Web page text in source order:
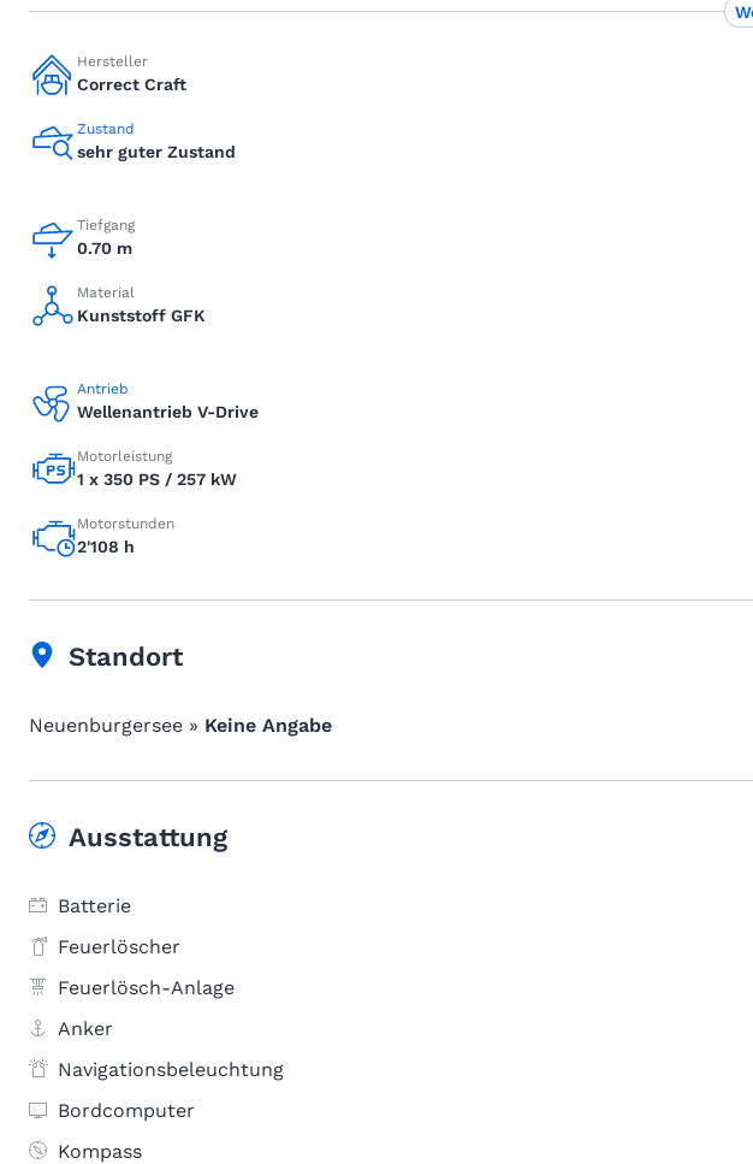
Hersteller
Correct Craft
Zustand
sehr guter Zustand
Tiefgang
0.70 m
Material
Kunststoff GFK
Antrieb
Wellenantrieb V-Drive
Motorleistung
1 x 350 PS / 257 kW
Motorstunden
2'108 h
Standort
Neuenburgersee » Keine Angabe
Ausstattung
Batterie
Feuerlöscher
Feuerlösch-Anlage
Anker
Navigationsbeleuchtung
Bordcomputer
Kompass